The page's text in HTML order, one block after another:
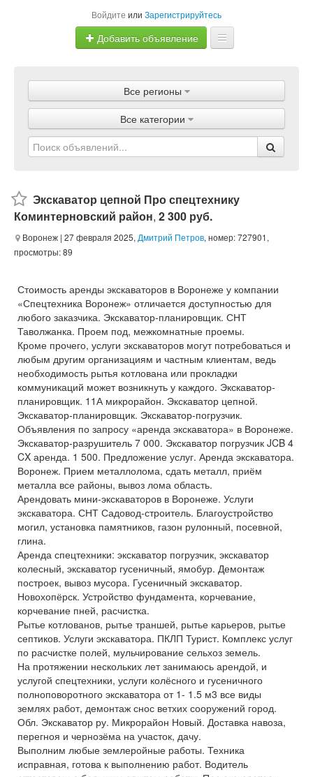
Войдите или Зарегистрируйтесь
Добавить объявление
Объявления
Магазины
Услуги
Все регионы
Все категории
Экскаватор цепной Про спецтехнику
Коминтерновский район, 2 300 руб.
Воронеж | 27 февраля 2025, Дмитрий Петров, номер: 727901,
просмотры: 89
Стоимость аренды экскаваторов в Воронеже у компании
«Спецтехника Воронеж» отличается доступностью для
любого заказчика. Экскаватор-планировщик. СНТ
Таволжанка. Проем под, межкомнатные проемы.
Кроме прочего, услуги экскаваторов могут потребоваться и
любым другим организациям и частным клиентам, ведь
необходимость рытья котлована или прокладки
коммуникаций может возникнуть у каждого. Экскаватор-
планировщик. 11А микрорайон. Экскаватор цепной.
Экскаватор-планировщик. Экскаватор-погрузчик.
Объявления по запросу «аренда экскаватора» в Воронеже.
Экскаватор-разрушитель 7 000. Экскаватор погрузчик JCB 4
CX аренда. 1 500. Предложение услуг. Аренда экскаватора.
Воронеж. Прием металлолома, сдать металл, приём
металла все районы, вывоз лома область.
Арендовать мини-экскаваторов в Воронеже. Услуги
экскаватора. СНТ Садовод-строитель. Благоустройство
могил, установка памятников, газон рулонный, посевной,
глина.
Аренда спецтехники: экскаватор погрузчик, экскаватор
колесный, экскаватор гусеничный, ямобур. Демонтаж
построек, вывоз мусора. Гусеничный экскаватор.
Новохопёрск. Устройство фундамента, корчевание,
корчевание пней, расчистка.
Рытье котлованов, рытье траншей, рытье карьеров, рытье
септиков. Услуги экскаватора. ПКЛП Турист. Комплекс услуг
по расчистке полей, мульчирование сельхоз земель.
На протяжении нескольких лет занимаюсь арендой, и
услугой спецтехники, услуги колёсного и гусеничного
полноповоротного экскаватора от 1- 1.5 м3 все виды
землях работ, демонтаж снос ветхих сооружений город.
Обл. Экскаватор ру. Микрорайон Новый. Доставка навоза,
перегноя и чернозёма на участок, дачу.
Выполним любые землеройные работы. Техника
исправная, готова к выполнению работ. Водитель